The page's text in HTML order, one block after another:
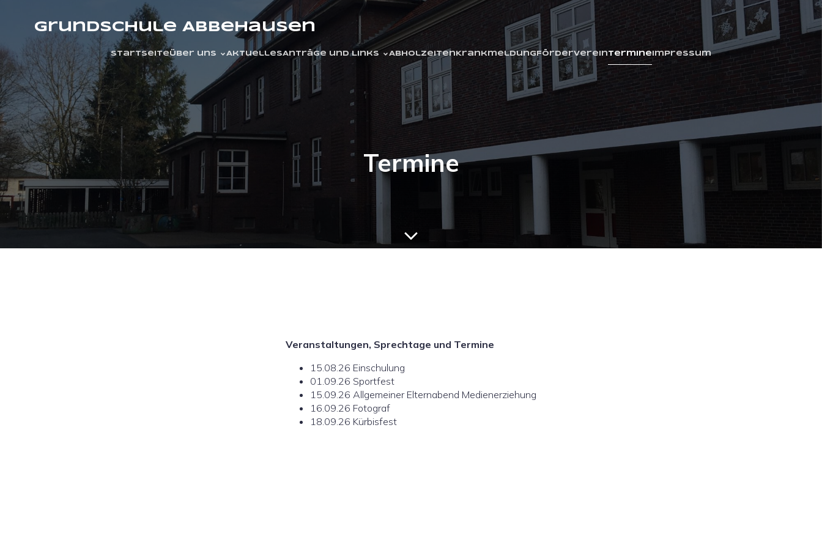
Grundschule Abbehausen
StartseiteÜber uns AktuellesAnträge und Links Abholzeiten KrankmeldungFörderverein Termine Impressum
Termine
Veranstaltungen, Sprechtage und Termine
15.08.26 Einschulung
01.09.26 Sportfest
15.09.26 Allgemeiner Elternabend Medienerziehung
16.09.26 Fotograf
18.09.26 Kürbisfest